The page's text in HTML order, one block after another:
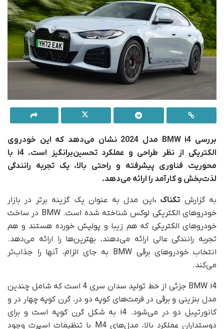
بررسی BMW i4 مدل 2024 نشان می‌دهد که این خودروی
الکتریکی از نظر طراحی و عملکرد تحسین‌برانگیز است. i4 با
محوریت فناوری پیشرفته و راحتی بالا، یک تجربه رانندگی
لذت‌بخش و کارآمد را ارائه می‌دهد.
به گزارش تکناک ،این مدل به عنوان یک گزینه برتر در بازار
خودروهای الکتریکی لوکس شناخته شده است. BMW در ساخت
خودروهای الکتریکی که هم زیبا و پولیش خورده هستند و هم
تجربه رانندگی عالی ارائه می‌دهند، بهترین‌ها را ارائه می‌دهد.
انتخاب خودروهای برقی BMW به جای الزام، آنها را جذاب‌تر
می‌کند.
BMW i4 جزئی از خط تولید سدان سری 4 است که شامل چندین
مدل بنزینی و برقی در فرمت‌های کوپه دو در، گرن کوپه چهار در و
کانورتیبل دو در می‌شود. i4 به شکل گرن کوپه است و برای
دوستداران عملکرد بالا، مدل‌های M4 با تنظیمات اسپرت وجود